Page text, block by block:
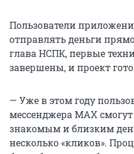
Пользователи
отправлять деньги
глава НСПК, первые
завершены, и проект
— Уже в этом году
мессенджера MAX
знакомым и близким
несколько «кликов».